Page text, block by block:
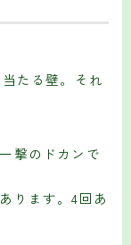
たる壁。それ
撃のドカンで
ります。4回あ